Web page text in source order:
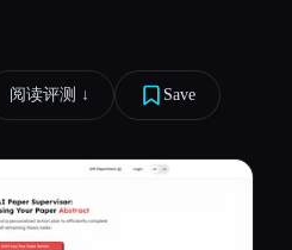
阅读评测 ↓︎ Save